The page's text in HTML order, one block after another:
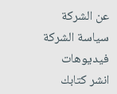
عن الشركة
سياسة الشركة
فيديوهات
انشر كتابك